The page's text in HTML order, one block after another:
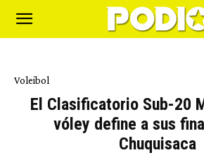
Voleibol
El Clasificatorio Sub-20
vóley define a sus
Chuquisaca